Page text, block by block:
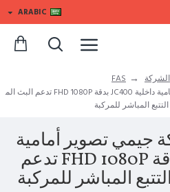
ARABIC
الشركة
FAS
داش كام من شركة جيمي تصوير أمامية داخلية JC400 بدقة FHD 1080P تدعم البث الم
المباشر للمركبة
تصوير أمامية
داخلية JC400 بدقة FHD 1080P تدعم
المباشر للمركبة